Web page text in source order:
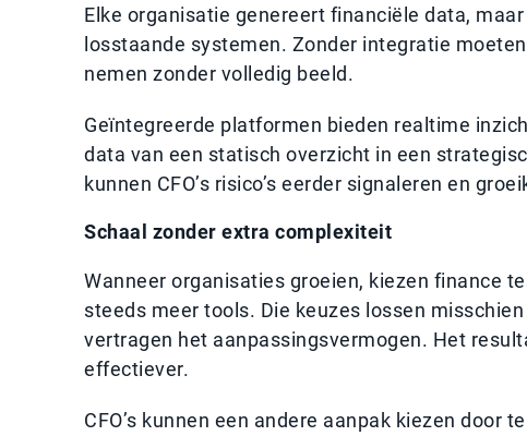
Elke organisatie genereert financiële data,
losstaande systemen. Zonder integratie
nemen zonder volledig beeld.
Geïntegreerde platformen bieden realtime
data van een statisch overzicht in een
kunnen CFO’s risico’s eerder signaleren en
Schaal zonder extra complexiteit
Wanneer organisaties groeien, kiezen finance
steeds meer tools. Die keuzes lossen
vertragen het aanpassingsvermogen. Het
effectiever.
CFO’s kunnen een andere aanpak kiezen door